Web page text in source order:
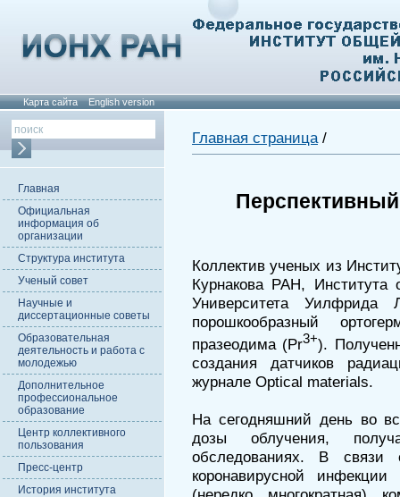
Карта сайта English version
Главная
Официальная
информация об
организации
Структура института
Ученый совет
Научные и
диссертационные советы
Образовательная
деятельность и работа с
молодежью
Дополнительное
профессиональное
образование
Центр коллективного
пользования
Пресс-центр
История института
Главная страница/
Коллектив ученых из
Курнакова РАН,
Университета
порошкообразный
празеодима (Pr3+).
создания датчиков
журнале Optical materials.
На сегодняшний день во
дозы облучения,
обследованиях. В
коронавирусной